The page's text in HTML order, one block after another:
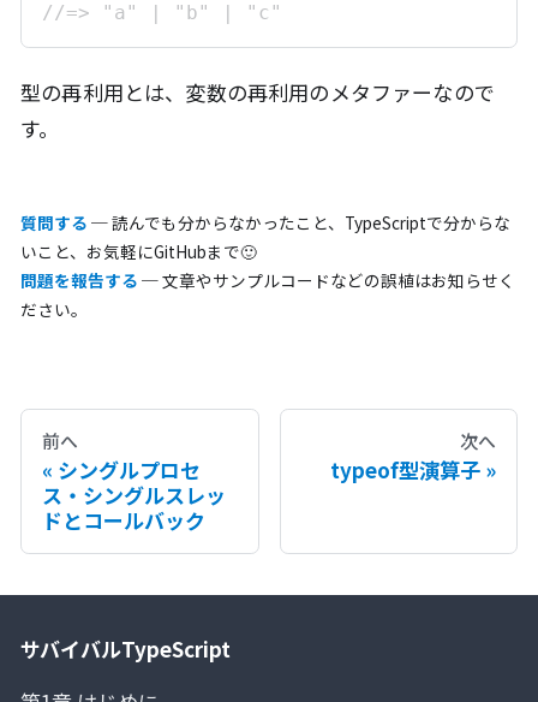
//=> "a" | "b" | "c"
型の再利用とは、変数の再利用のメタファーなので
す。
質問する ─ 読んでも分からなかったこと、TypeScriptで分からな
いこと、お気軽にGitHubまで🙂
問題を報告する ─ 文章やサンプルコードなどの誤植はお知らせく
ださい。
前へ
シングルプロセ
ス・シングルスレッ
ドとコールバック
次へ
typeof型演算子
サバイバルTypeScript